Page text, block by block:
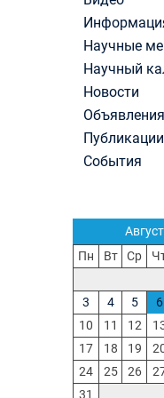
Первый
Первый
Вниманию
онлайн-
— Первый
Научные
Научный
Новости
Объявления
Публикации
События
Пн
Вт Ср
3
4 5 6
10
11 12
17
18 19
24
25 26
31